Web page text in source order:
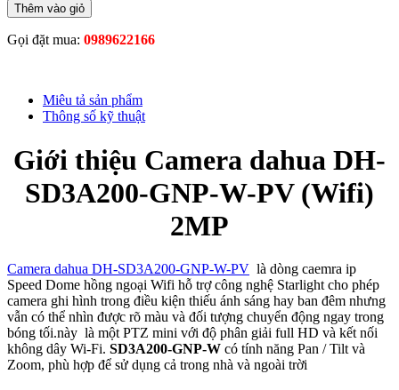
Thêm vào giỏ
Gọi đặt mua: 0989622166
Miêu tả sản phẩm
Thông số kỹ thuật
Giới thiệu Camera dahua DH-
SD3A200-GNP-W-PV (Wifi)
2MP
Camera dahua DH-SD3A200-GNP-W-PV là dòng caemra ip
Speed Dome hồng ngoại Wifi hỗ trợ công nghệ Starlight cho phép
camera ghi hình trong điều kiện thiếu ánh sáng hay ban đêm nhưng
vẫn có thể nhìn được rõ màu và đối tượng chuyển động ngay trong
bóng tối.này là một PTZ mini với độ phân giải full HD và kết nối
không dây Wi-Fi. SD3A200-GNP-W có tính năng Pan / Tilt và
Zoom, phù hợp để sử dụng cả trong nhà và ngoài trời